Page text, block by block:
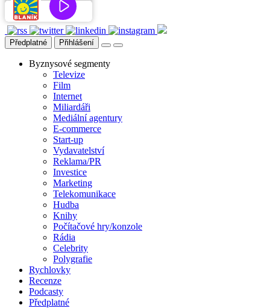
Předplatné Přihlášení
Byznysové segmenty
Televize
Film
Internet
Miliardáři
Mediální agentury
E-commerce
Start-up
Vydavatelství
Reklama/PR
Investice
Marketing
Telekomunikace
Hudba
Knihy
Počítačové hry/konzole
Rádia
Celebrity
Polygrafie
Rychlovky
Recenze
Podcasty
Předplatné